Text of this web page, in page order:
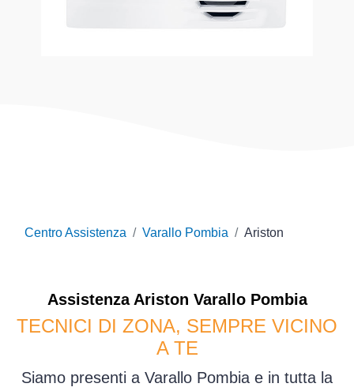
Centro Assistenza Varallo Pombia Ariston
Assistenza Ariston Varallo Pombia
TECNICI DI ZONA, SEMPRE VICINO
A TE
Siamo presenti a Varallo Pombia e in tutta la